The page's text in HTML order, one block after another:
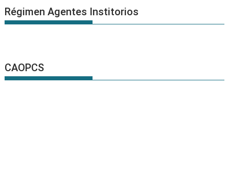
Régimen Agentes Institorios
CAOPCS